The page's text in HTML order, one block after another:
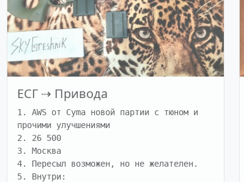
ЕСГ ⇢ Привода
1. AWS от Cyma новой партии с тюном и
прочими улучшениями
2. 26 500
3. Москва
4. Пересыл возможен, но не желателен.
5. Внутри: